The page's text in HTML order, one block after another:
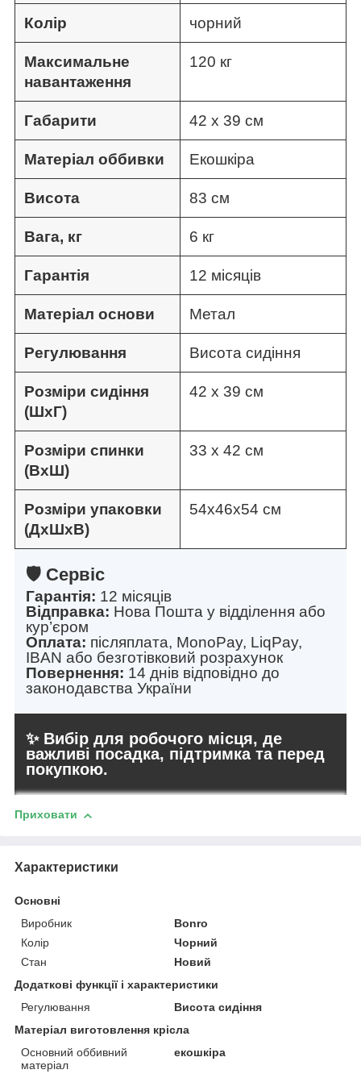
Колір чорний
Максимальне
навантаження
120 кг
Габарити 42 x 39 см
Матеріал оббивки Екошкіра
Висота 83 см
Вага, кг 6 кг
Гарантія 12 місяців
Матеріал основи Метал
Регулювання Висота сидіння
Розміри сидіння
(ШхГ)
42 х 39 см
Розміри спинки
(ВхШ)
33 х 42 см
Розміри упаковки
(ДхШхВ)
54х46х54 см
🛡️ Сервіс
Гарантія: 12 місяців
Відправка: Нова Пошта у відділення або
кур’єром
Оплата: післяплата, MonoPay, LiqPay,
IBAN або безготівковий розрахунок
Повернення: 14 днів відповідно до
законодавства України
✨ Вибір для робочого місця, де
важливі посадка, підтримка та перед
покупкою.
Приховати
Характеристики
Основні
Виробник
Bonro
Колір
Чорний
Стан
Новий
Додаткові функції і характеристики
Регулювання
Висота сидіння
Матеріал виготовлення крісла
Основний оббивний
матеріал
екошкіра